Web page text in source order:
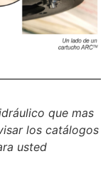
que mas
los catálogos
usted